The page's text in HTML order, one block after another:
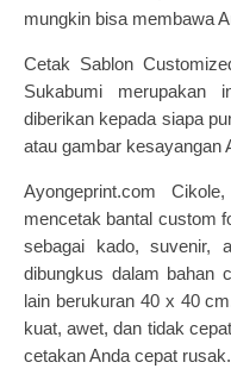
mungkin bisa membawa
Cetak Sablon
Sukabumi merupakan
diberikan kepada siapa
atau gambar kesayangan
Ayongeprint.com
mencetak bantal custom
sebagai kado, suvenir,
dibungkus dalam bahan
lain berukuran 40 x 40
kuat, awet, dan tidak
cetakan Anda cepat rusak.